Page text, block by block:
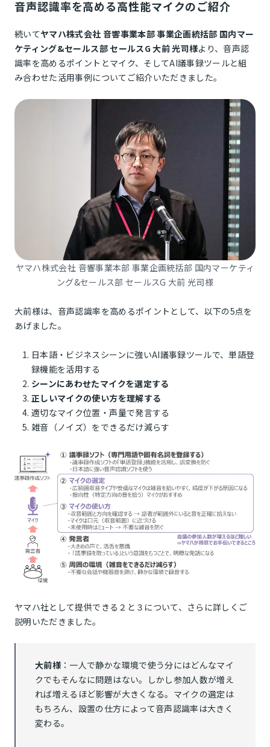
音声認識率を高める高性能マイクのご紹介
続いてヤマハ株式会社 音響事業本部 事業企画統括部 国内マー
ケティング&セールス部 セールスG 大前 光司様より、音声認
識率を高めるポイントとマイク、そしてAI議事録ツールと組
み合わせた活用事例についてご紹介いただきました。
ヤマハ株式会社 音響事業本部 事業企画統括部 国内マーケティ
ング&セールス部 セールスG 大前 光司様
大前様は、音声認識率を高めるポイントとして、以下の5点を
あげました。
日本語・ビジネスシーンに強いAI議事録ツールで、単語登
録機能を活用する
シーンにあわせたマイクを選定する
正しいマイクの使い方を理解する
適切なマイク位置・声量で発言する
雑音（ノイズ）をできるだけ減らす
ヤマハ社として提供できる２と３について、さらに詳しくご
説明いただきました。
大前様 ：一人で静かな環境で使う分にはどんなマイ
クでもそんなに問題はない。しかし参加人数が増え
れば増えるほど影響が大きくなる。マイクの選定は
もちろん、設置の仕方によって音声認識率は大きく
変わる。